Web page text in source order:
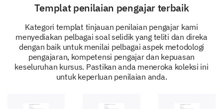
Templat penilaian pengajar terbaik
Kategori templat tinjauan penilaian pengajar kami
menyediakan pelbagai soal selidik yang teliti dan direka
dengan baik untuk menilai pelbagai aspek metodologi
pengajaran, kompetensi pengajar dan kepuasan
keseluruhan kursus. Pastikan anda meneroka koleksi ini
untuk keperluan penilaian anda.